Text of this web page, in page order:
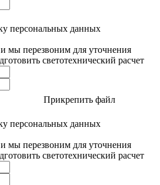
персональных данных
мы перезвоним для уточнения
светотехнический расчет
Прикрепить файл
персональных данных
мы перезвоним для уточнения
светотехнический расчет